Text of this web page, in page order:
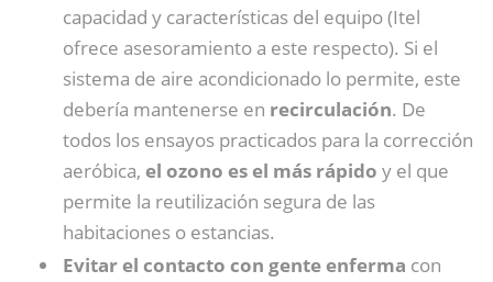
capacidad y características del equipo (Itel
ofrece asesoramiento a este respecto). Si el
sistema de aire acondicionado lo permite, este
debería mantenerse en recirculación. De
todos los ensayos practicados para la corrección
aeróbica, el ozono es el más rápido y el que
permite la reutilización segura de las
habitaciones o estancias.
Evitar el contacto con gente enferma con